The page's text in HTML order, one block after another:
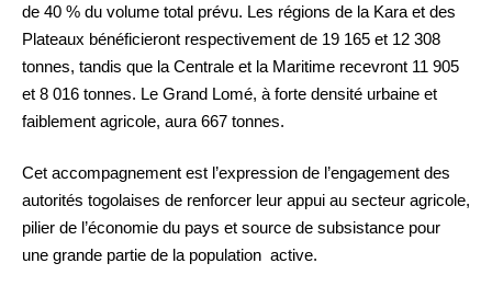
de 40 % du volume total prévu. Les régions de la Kara et des
Plateaux bénéficieront respectivement de 19 165 et 12 308
tonnes, tandis que la Centrale et la Maritime recevront 11 905
et 8 016 tonnes. Le Grand Lomé, à forte densité urbaine et
faiblement agricole, aura 667 tonnes.
Cet accompagnement est l’expression de l’engagement des
autorités togolaises de renforcer leur appui au secteur agricole,
pilier de l’économie du pays et source de subsistance pour
une grande partie de la population active.